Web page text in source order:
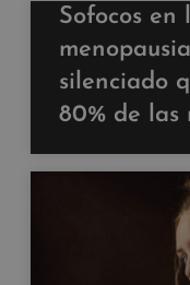
Sofocos en
silenciado
80% de las